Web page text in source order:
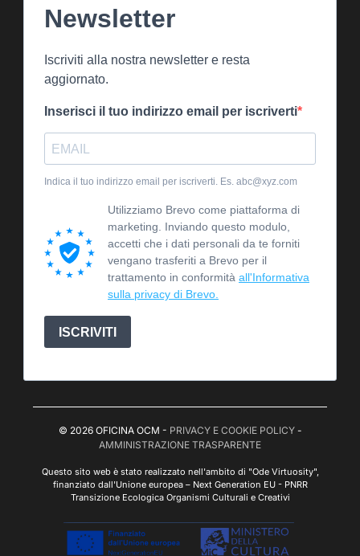
Newsletter
Iscriviti alla nostra newsletter e resta
aggiornato.
Inserisci il tuo indirizzo email per iscriverti
Indica il tuo indirizzo email per iscriverti. Es. abc@xyz.com
Utilizziamo Brevo come piattaforma di
marketing. Inviando questo modulo,
accetti che i dati personali da te forniti
vengano trasferiti a Brevo per il
trattamento in conformità all'Informativa
sulla privacy di Brevo.
ISCRIVITI
© 2026 OFICINA OCM - PRIVACY E COOKIE POLICY-
AMMINISTRAZIONE TRASPARENTE
Questo sito web è stato realizzato nell'ambito di "Ode Virtuosity",
finanziato dall'Unione europea – Next Generation EU - PNRR
Transizione Ecologica Organismi Culturali e Creativi